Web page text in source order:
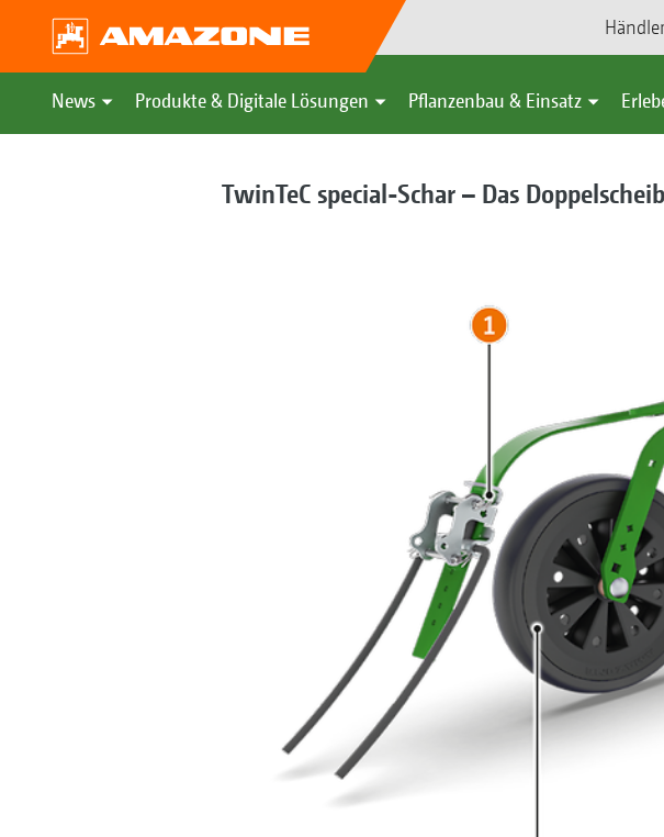
News Produkte & Digitale Lösungen Pflanzenbau & Einsatz
TwinTeC special-Schar – Das